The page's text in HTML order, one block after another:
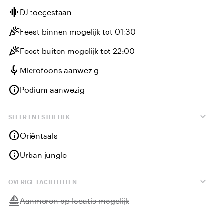
graphic_eq DJ toegestaan
celebrationFeest binnen mogelijk tot 01:30
celebrationFeest buiten mogelijk tot 22:00
mic Microfoons aanwezig
infoPodium aanwezig
expand_more
SFEER EN ESTHETIEK
infoOriëntaals
infoUrban jungle
expand_more
OVERIGE FACILITEITEN
sailingNiet beschikbaar:
Aanmeren op locatie mogelijk